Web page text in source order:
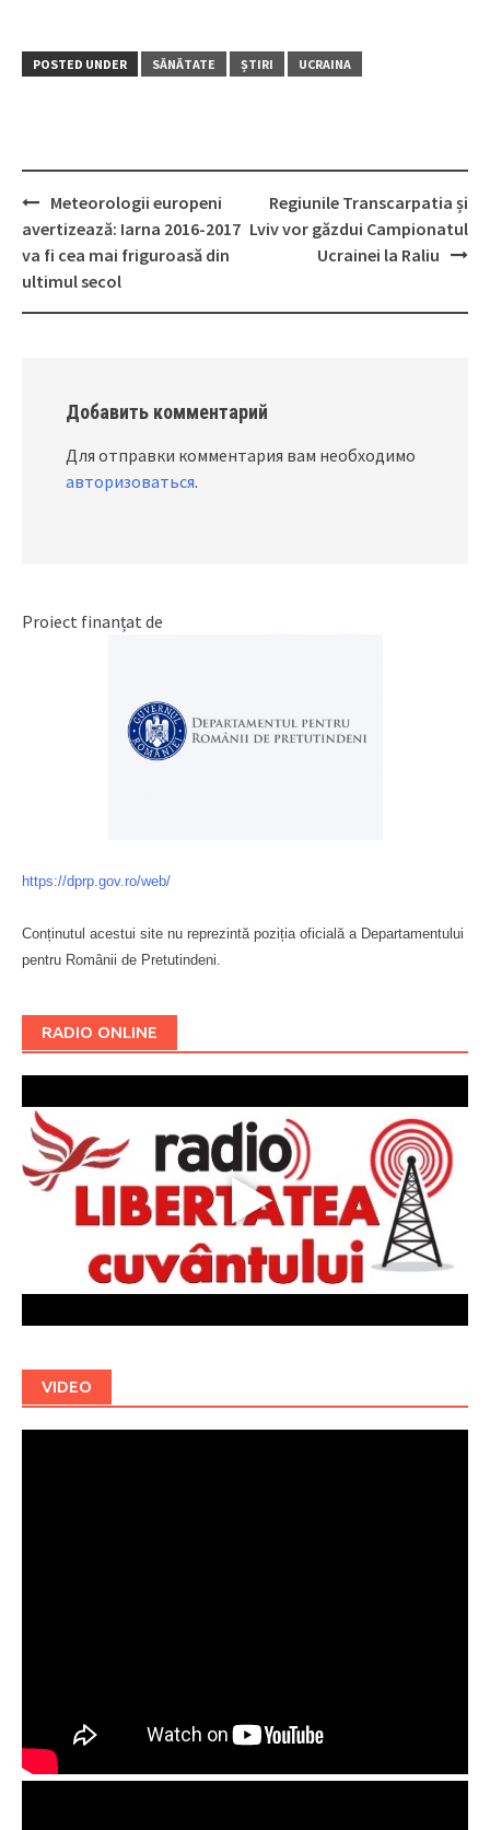
POSTED UNDER SĂNĂTATE ȘTIRI UCRAINA
Post
navigation
Meteorologii europeni
avertizează: Iarna 2016-2017
va fi cea mai friguroasă din
ultimul secol
Regiunile Transcarpatia și
Lviv vor găzdui Campionatul
Ucrainei la Raliu
Добавить комментарий
Для отправки комментария вам необходимо
авторизоваться.
Proiect finanțat de
https://dprp.gov.ro/web/
Conținutul acestui site nu reprezintă poziția oficială a Departamentului
pentru Românii de Pretutindeni.
RADIO ONLINE
VIDEO